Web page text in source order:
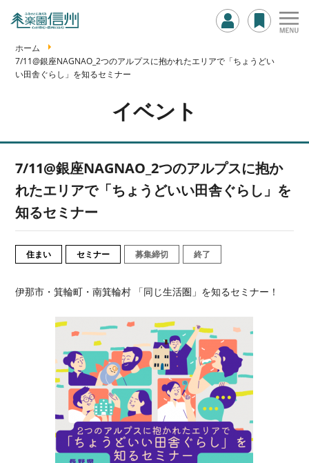
ホーム
7/11@銀座NAGNAO_2つのアルプスに抱かれたエリアで「ちょうどい
い田舎ぐらし」を知るセミナー
イベント
7/11@銀座NAGNAO_2つのアルプスに抱か
れたエリアで「ちょうどいい田舎ぐらし」を
知るセミナー
住まい セミナー 募集締切 終了
伊那市・箕輪町・南箕輪村 「同じ生活圏」を知るセミナー！